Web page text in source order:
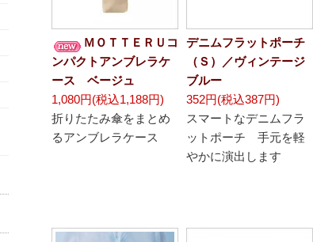
ＭＯＴＴＥＲＵコ
ンパクトアンブレラケ
ース ベージュ
1,080円(税込1,188円)
折りたたみ傘をまとめ
るアンブレラケース
デニムフラットポーチ
（Ｓ）／ヴィンテージ
ブルー
352円(税込387円)
スマートなデニムフラ
ットポーチ 手元を軽
やかに演出します